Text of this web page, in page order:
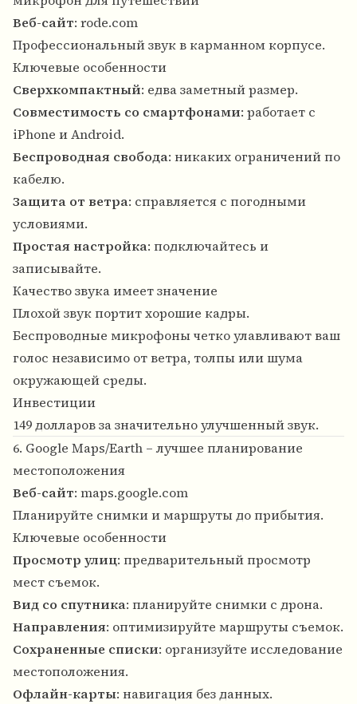
Веб-сайт: rode.com
Профессиональный звук в карманном корпусе.
Ключевые особенности
Сверхкомпактный: едва заметный размер.
Совместимость со смартфонами: работает с
iPhone и Android.
Беспроводная свобода: никаких ограничений по
кабелю.
Защита от ветра: справляется с погодными
условиями.
Простая настройка: подключайтесь и
записывайте.
Качество звука имеет значение
Плохой звук портит хорошие кадры.
Беспроводные микрофоны четко улавливают ваш
голос независимо от ветра, толпы или шума
окружающей среды.
Инвестиции
149 долларов за значительно улучшенный звук.
6. Google Maps/Earth – лучшее планирование
местоположения
Веб-сайт: maps.google.com
Планируйте снимки и маршруты до прибытия.
Ключевые особенности
Просмотр улиц: предварительный просмотр
мест съемок.
Вид со спутника: планируйте снимки с дрона.
Направления: оптимизируйте маршруты съемок.
Сохраненные списки: организуйте исследование
местоположения.
Офлайн-карты: навигация без данных.